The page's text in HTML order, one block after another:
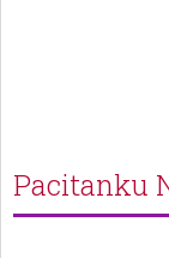
Pacitanku